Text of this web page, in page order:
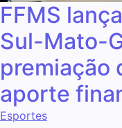
FFMS
Sul-Mato-
premiação
aporte
Esportes